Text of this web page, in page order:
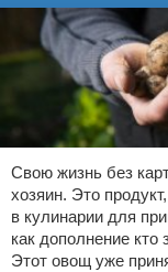
Свою жизнь без
хозяин. Это
в кулинарии для
как дополнение
Этот овощ уже